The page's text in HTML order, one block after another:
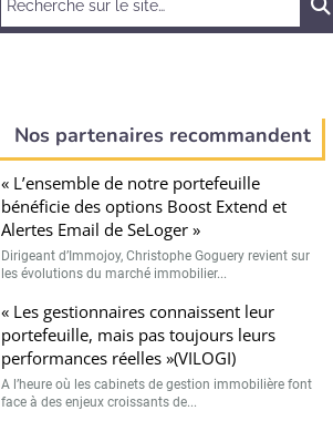
Nos partenaires recommandent
« L’ensemble de notre portefeuille
bénéficie des options Boost Extend et
Alertes Email de SeLoger »
Dirigeant d’Immojoy, Christophe Goguery revient sur
les évolutions du marché immobilier...
« Les gestionnaires connaissent leur
portefeuille, mais pas toujours leurs
performances réelles »(VILOGI)
A l’heure où les cabinets de gestion immobilière font
face à des enjeux croissants de...